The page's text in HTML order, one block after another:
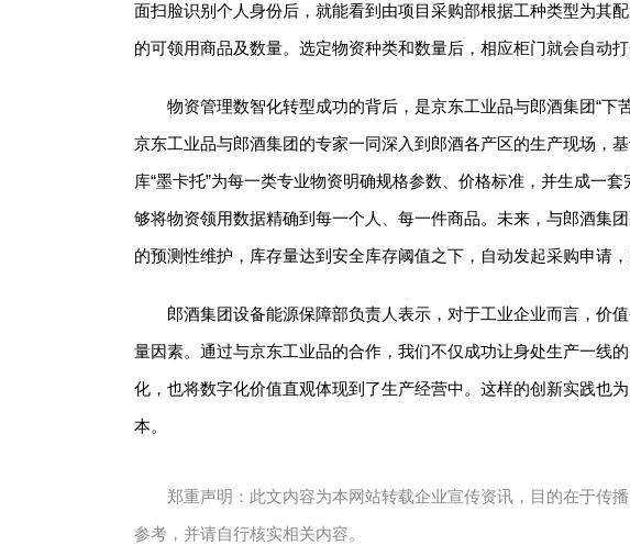
面扫脸识别个人身份后，就能看到由项目采购部根据工种类型为其
的可领用商品及数量。选定物资种类和数量后，相应柜门就会自动
物资管理数智化转型成功的背后，是京东工业品与郎酒集团“下
京东工业品与郎酒集团的专家一同深入到郎酒各产区的生产现场，
库“墨卡托”为每一类专业物资明确规格参数、价格标准，并生成一
够将物资领用数据精确到每一个人、每一件商品。未来，与郎酒集
的预测性维护，库存量达到安全库存阈值之下，自动发起采购申请
郎酒集团设备能源保障部负责人表示，对于工业企业而言，价
量因素。通过与京东工业品的合作，我们不仅成功让身处生产一线
化，也将数字化价值直观体现到了生产经营中。这样的创新实践也
本。
郑重声明：此文内容为本网站转载企业宣传资讯，目的在于传
参考，并请自行核实相关内容。